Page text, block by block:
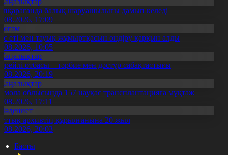
балық шаруашылығы дамып келеді
17:09
еті мен тауық жұмыртқасын өндіру қарқын алды
10:05
отбасы – тәрбие мен дәстүр сабақтастығы
20:19
облысында 157 науқас трансплантацияға мұқтаж
17:11
архивтің құрылғанына 20 жыл
20:03
Басты